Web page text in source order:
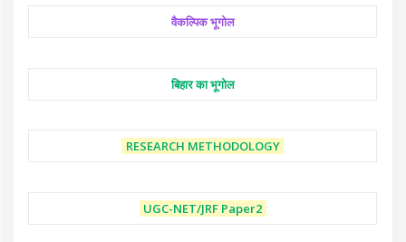
वैकल्पिक भूगोल
बिहार का भूगोल
RESEARCH METHODOLOGY
UGC-NET/JRF Paper2